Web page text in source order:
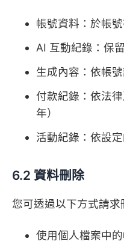
帳號資料：於帳
AI 互動紀錄：保
生成內容：依帳
付款紀錄：依法
年）
活動紀錄：依設
6.2 資料刪除
您可透過以下方式請求
使用個人檔案中